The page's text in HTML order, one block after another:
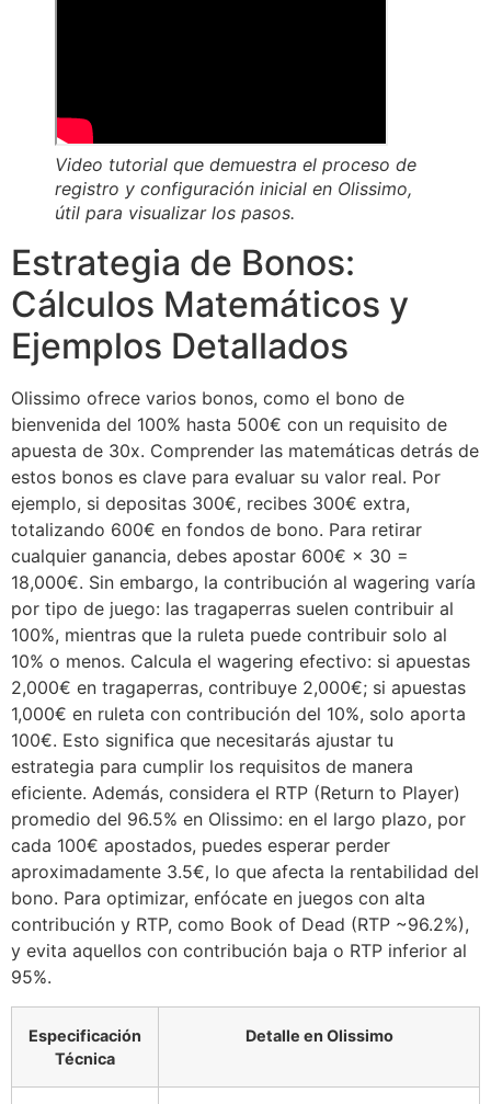
Video tutorial que demuestra el proceso de
registro y configuración inicial en Olissimo,
útil para visualizar los pasos.
Estrategia de Bonos:
Cálculos Matemáticos y
Ejemplos Detallados
Olissimo ofrece varios bonos, como el bono de
bienvenida del 100% hasta 500€ con un requisito de
apuesta de 30x. Comprender las matemáticas detrás de
estos bonos es clave para evaluar su valor real. Por
ejemplo, si depositas 300€, recibes 300€ extra,
totalizando 600€ en fondos de bono. Para retirar
cualquier ganancia, debes apostar 600€ × 30 =
18,000€. Sin embargo, la contribución al wagering varía
por tipo de juego: las tragaperras suelen contribuir al
100%, mientras que la ruleta puede contribuir solo al
10% o menos. Calcula el wagering efectivo: si apuestas
2,000€ en tragaperras, contribuye 2,000€; si apuestas
1,000€ en ruleta con contribución del 10%, solo aporta
100€. Esto significa que necesitarás ajustar tu
estrategia para cumplir los requisitos de manera
eficiente. Además, considera el RTP (Return to Player)
promedio del 96.5% en Olissimo: en el largo plazo, por
cada 100€ apostados, puedes esperar perder
aproximadamente 3.5€, lo que afecta la rentabilidad del
bono. Para optimizar, enfócate en juegos con alta
contribución y RTP, como Book of Dead (RTP ~96.2%),
y evita aquellos con contribución baja o RTP inferior al
95%.
Especificación
Técnica
Detalle en Olissimo